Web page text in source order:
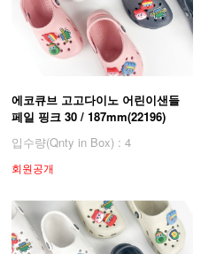
에코큐브 고고다이노 어린이샌들
페일 핑크 30 / 187mm(22196)
입수량(Qnty in Box) : 4
회원공개